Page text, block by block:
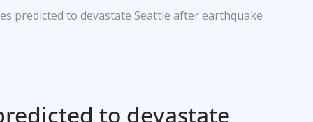
predicted to devastate Seattle after earthquake
to devastate